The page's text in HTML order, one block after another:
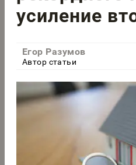
усиление
Егор Разумов
Автор статьи